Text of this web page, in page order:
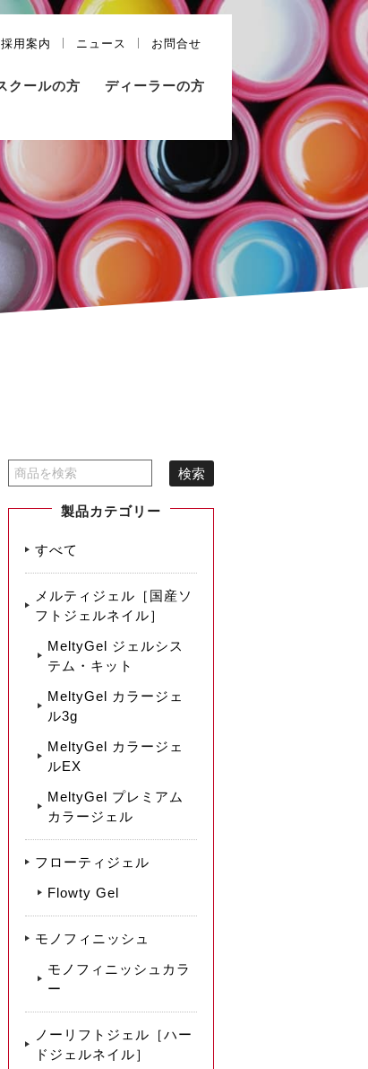
採用案内 ニュース お問合せ
クールの方
ディーラーの方
製品カテゴリー
すべて
メルティジェル［国産ソ
フトジェルネイル］
MeltyGel ジェルシス
テム・キット
MeltyGel カラージェ
ル3g
MeltyGel カラージェ
ルEX
MeltyGel プレミアム
カラージェル
フローティジェル
Flowty Gel
モノフィニッシュ
モノフィニッシュカラ
ー
ノーリフトジェル［ハー
ドジェルネイル］